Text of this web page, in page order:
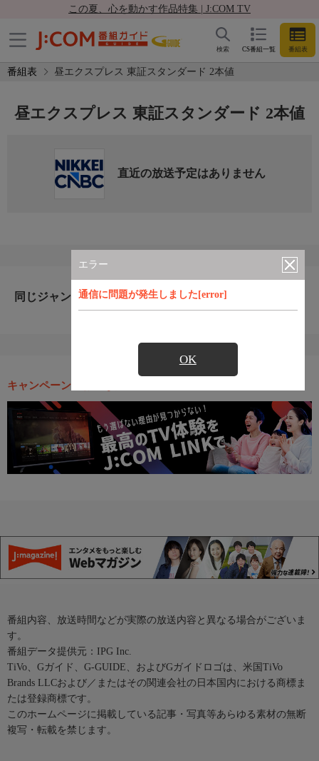
この夏、心を動かす作品特集 | J:COM TV
CS番組一覧 番組表
検索
番組表 昼エクスプレス 東証スタンダード 2本値
エラー
通信に問題が発生しました[error]
OK
昼エクスプレス 東証スタンダード 2本値
直近の放送予定はありません
同じジャンルのおすすめ番組
キャンペーン・お得な情報
番組内容、放送時間などが実際の放送内容と異なる場合がございま
す。
番組データ提供元：IPG Inc.
TiVo、Gガイド、G-GUIDE、およびGガイドロゴは、米国TiVo
Brands LLCおよび／またはその関連会社の日本国内における商標ま
たは登録商標です。
このホームページに掲載している記事・写真等あらゆる素材の無断
複写・転載を禁じます。